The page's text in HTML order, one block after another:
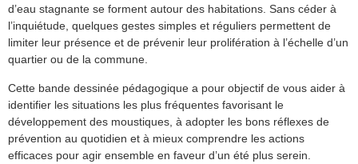
d’eau stagnante se forment autour des habitations. Sans céder à
l’inquiétude, quelques gestes simples et réguliers permettent de
limiter leur présence et de prévenir leur prolifération à l’échelle d’un
quartier ou de la commune.
Cette bande dessinée pédagogique a pour objectif de vous aider à
identifier les situations les plus fréquentes favorisant le
développement des moustiques, à adopter les bons réflexes de
prévention au quotidien et à mieux comprendre les actions
efficaces pour agir ensemble en faveur d’un été plus serein.